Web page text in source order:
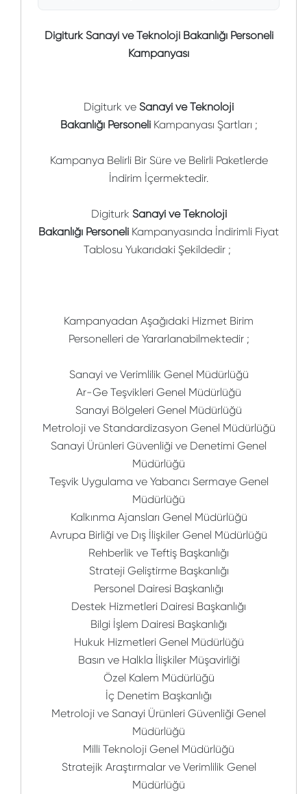
Digiturk Sanayi ve Teknoloji Bakanlığı Personeli
Kampanyası
Digiturk ve Sanayi ve Teknoloji
Bakanlığı Personeli Kampanyası Şartları ;
Kampanya Belirli Bir Süre ve Belirli Paketlerde
İndirim İçermektedir.
Digiturk Sanayi ve Teknoloji
Bakanlığı Personeli Kampanyasında İndirimli Fiyat
Tablosu Yukarıdaki Şekildedir ;
Kampanyadan Aşağıdaki Hizmet Birim
Personelleri de Yararlanabilmektedir ;
Sanayi ve Verimlilik Genel Müdürlüğü
Ar-Ge Teşvikleri Genel Müdürlüğü
Sanayi Bölgeleri Genel Müdürlüğü
Metroloji ve Standardizasyon Genel Müdürlüğü
Sanayi Ürünleri Güvenliği ve Denetimi Genel
Müdürlüğü
Teşvik Uygulama ve Yabancı Sermaye Genel
Müdürlüğü
Kalkınma Ajansları Genel Müdürlüğü
Avrupa Birliği ve Dış İlişkiler Genel Müdürlüğü
Rehberlik ve Teftiş Başkanlığı
Strateji Geliştirme Başkanlığı
Personel Dairesi Başkanlığı
Destek Hizmetleri Dairesi Başkanlığı
Bilgi İşlem Dairesi Başkanlığı
Hukuk Hizmetleri Genel Müdürlüğü
Basın ve Halkla İlişkiler Müşavirliği
Özel Kalem Müdürlüğü
İç Denetim Başkanlığı
Metroloji ve Sanayi Ürünleri Güvenliği Genel
Müdürlüğü
Milli Teknoloji Genel Müdürlüğü
Stratejik Araştırmalar ve Verimlilik Genel
Müdürlüğü